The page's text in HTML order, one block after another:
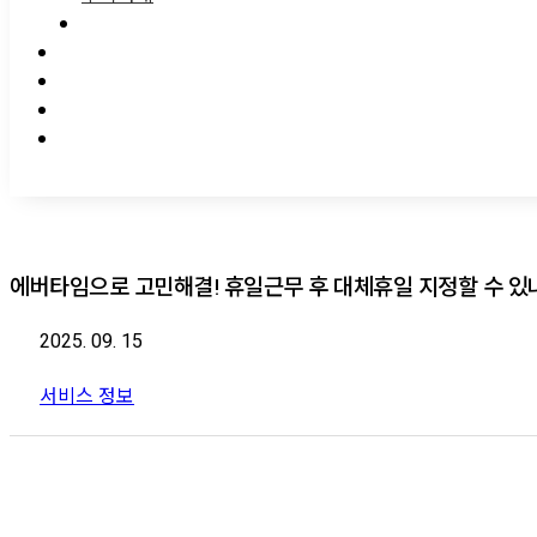
에버타임으로 고민해결! 휴일근무 후 대체휴일 지정할 수 있
2025. 09. 15
서비스 정보